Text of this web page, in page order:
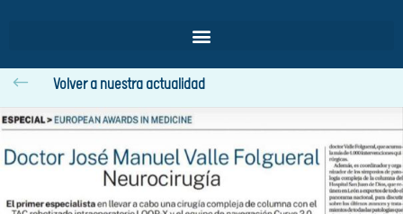
# Volver a nuestra actualidad